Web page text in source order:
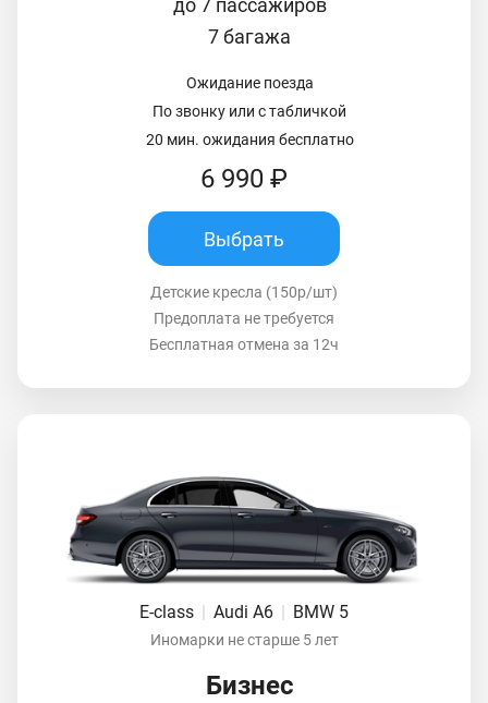
до 7 пассажиров
7 багажа
Ожидание поезда
По звонку или с табличкой
20 мин. ожидания бесплатно
6 990 ₽
Выбрать
Детские кресла (150р/шт)
Предоплата не требуется
Бесплатная отмена за 12ч
E-class | Audi A6 | BMW 5
Иномарки не старше 5 лет
Бизнес